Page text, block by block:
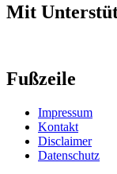
Mit
Fußzeile
Impressum
Kontakt
Disclaimer
Datenschutz